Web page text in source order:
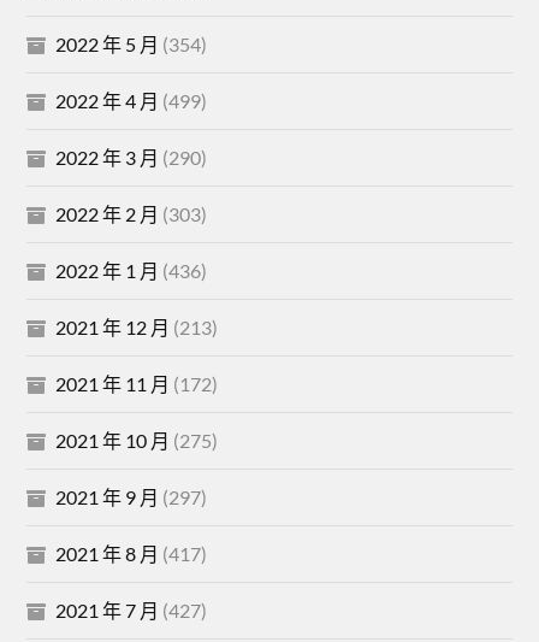
2022 年 5 月 (354)
2022 年 4 月 (499)
2022 年 3 月 (290)
2022 年 2 月 (303)
2022 年 1 月 (436)
2021 年 12 月 (213)
2021 年 11 月 (172)
2021 年 10 月 (275)
2021 年 9 月 (297)
2021 年 8 月 (417)
2021 年 7 月 (427)